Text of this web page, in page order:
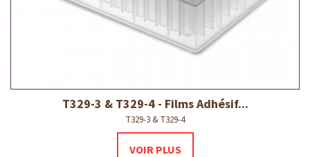
T329-3 & T329-4 - Films Adhésif...
T329-3 & T329-4
VOIR PLUS